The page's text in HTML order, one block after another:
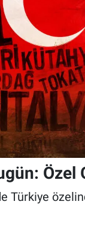
Özel
Türkiye